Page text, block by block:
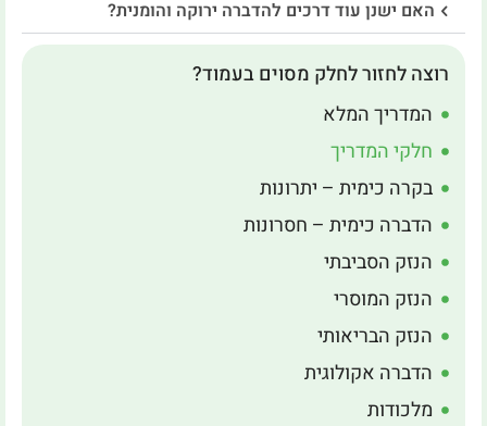
האם ישנן עוד דרכים להדברה ירוקה והומנית?
רוצה לחזור לחלק מסוים בעמוד?
המדריך המלא
חלקי המדריך
בקרה כימית – יתרונות
הדברה כימית – חסרונות
הנזק הסביבתי
הנזק המוסרי
הנזק הבריאותי
הדברה אקולוגית
מלכודות